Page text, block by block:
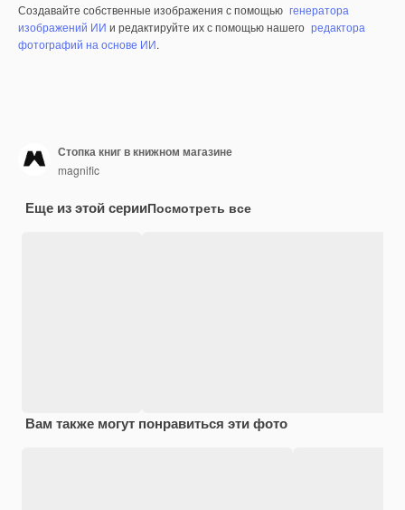
Создавайте собственные изображения с помощью генератора
изображений ИИ и редактируйте их с помощью нашего редактора
фотографий на основе ИИ.
Стопка книг в книжном магазине
magnific
Еще из этой серииПосмотреть все
Вам также могут понравиться эти фото